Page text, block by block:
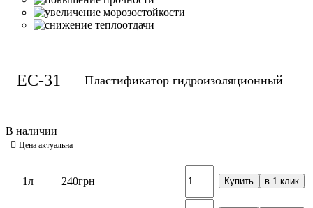
ЕС-31 Пластификатор гидроизоляционный
1л 240грн Купить в 1 клик